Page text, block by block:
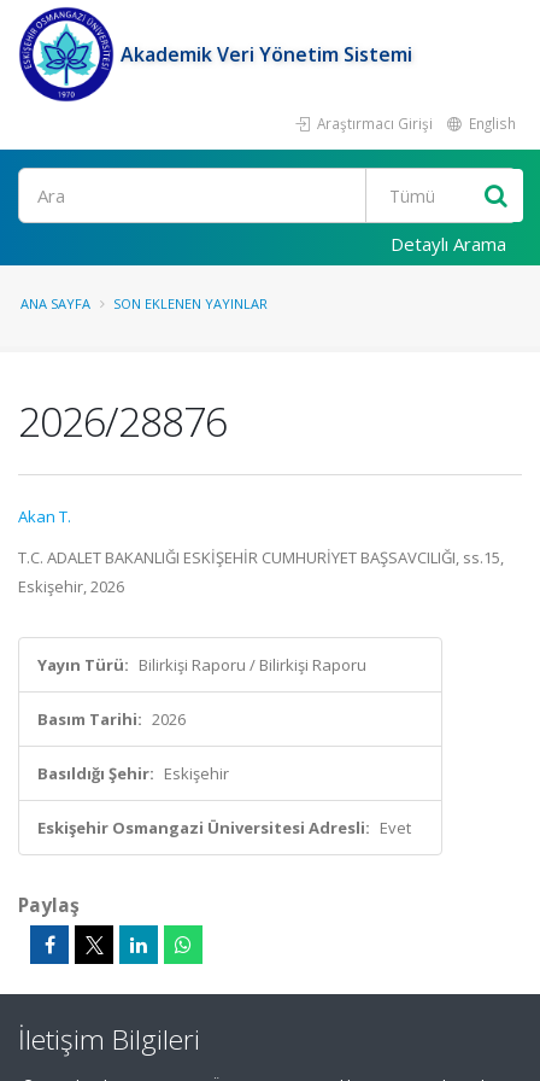
Akademik Veri Yönetim Sistemi
Araştırmacı Girişi English
Ara
Detaylı Arama
ANA SAYFA SON EKLENEN YAYINLAR
2026/28876
Akan T.
T.C. ADALET BAKANLIĞI ESKİŞEHİR CUMHURİYET BAŞSAVCILIĞI, ss.15,
Eskişehir, 2026
Yayın Türü: Bilirkişi Raporu / Bilirkişi Raporu
Basım Tarihi: 2026
Basıldığı Şehir: Eskişehir
Eskişehir Osmangazi Üniversitesi Adresli: Evet
Paylaş
İletişim Bilgileri